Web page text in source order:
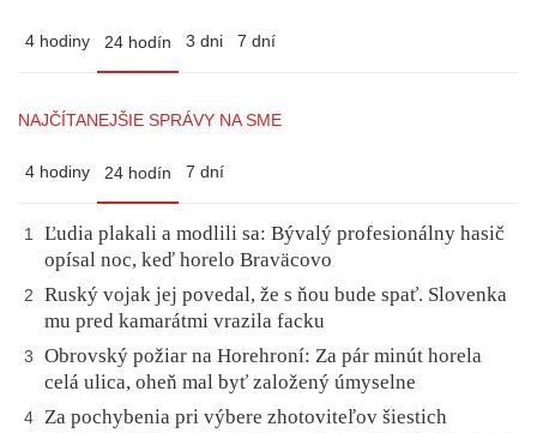
4 hodiny 24 hodín 3 dni 7 dní
NAJČÍTANEJŠIE SPRÁVY NA SME
4 hodiny 24 hodín 7 dní
1
Ľudia plakali a modlili sa: Bývalý profesionálny hasič
opísal noc, keď horelo Braväcovo
2
Ruský vojak jej povedal, že s ňou bude spať. Slovenka
mu pred kamarátmi vrazila facku
3
Obrovský požiar na Horehroní: Za pár minút horela
celá ulica, oheň mal byť založený úmyselne
4
Za pochybenia pri výbere zhotoviteľov šiestich